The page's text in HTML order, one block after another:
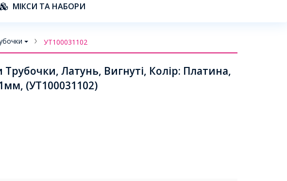
МІКСИ ТА НАБОРИ
УТ100031102
Латунь, Вигнуті, Колір: Платина,
(УТ100031102)